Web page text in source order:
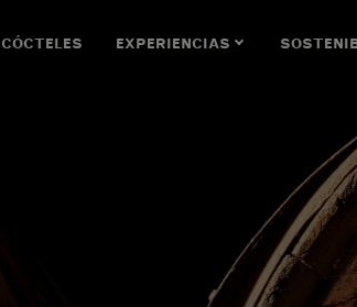
CÓCTELES EXPERIENCIAS